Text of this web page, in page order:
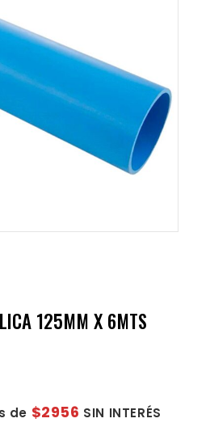
125MM X 6MTS
de $2956 SIN INTERÉS